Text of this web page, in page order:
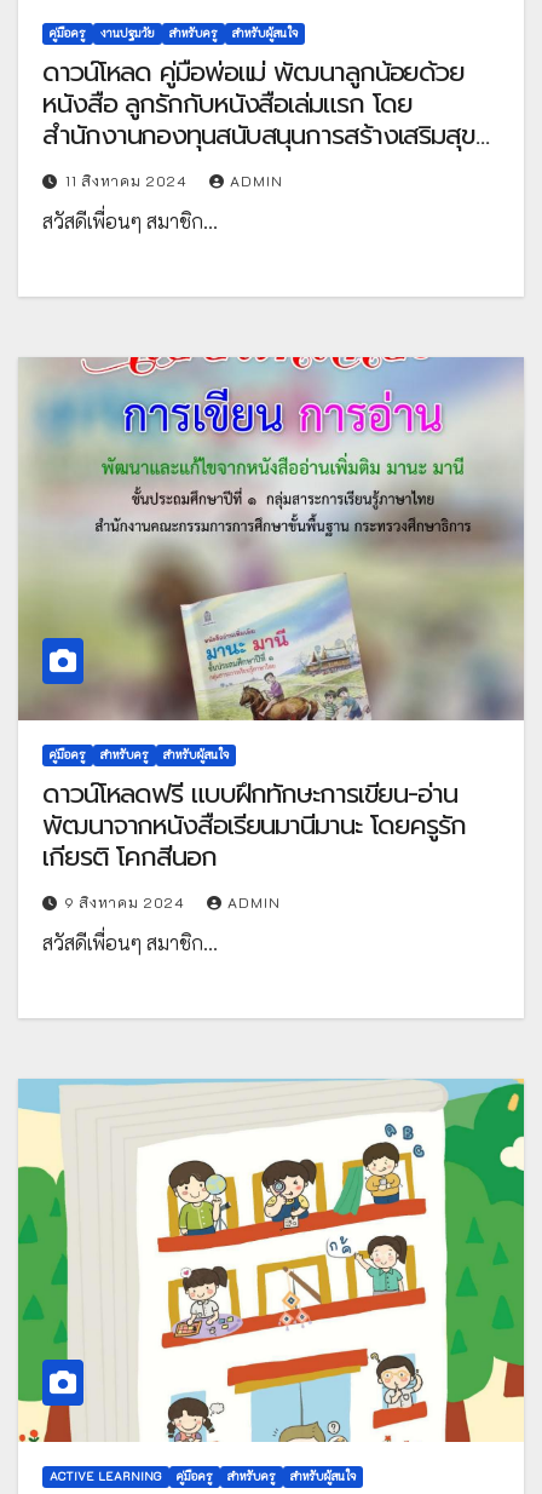
คู่มือครู งานปฐมวัย สำหรับครู สำหรับผู้สนใจ
ดาวน์โหลด คู่มือพ่อแม่ พัฒนาลูกน้อยด้วย
หนังสือ ลูกรักกับหนังสือเล่มแรก โดย
สำนักงานกองทุนสนับสนุนการสร้างเสริมสุข
ภาพ (สสส.)
11 สิงหาคม 2024 ADMIN
สวัสดีเพื่อนๆ สมาชิก…
คู่มือครู สำหรับครู สำหรับผู้สนใจ
ดาวน์โหลดฟรี แบบฝึกทักษะการเขียน-อ่าน
พัฒนาจากหนังสือเรียนมานีมานะ โดยครูรัก
เกียรติ โคกสีนอก
9 สิงหาคม 2024 ADMIN
สวัสดีเพื่อนๆ สมาชิก…
ACTIVE LEARNING คู่มือครู สำหรับครู สำหรับผู้สนใจ